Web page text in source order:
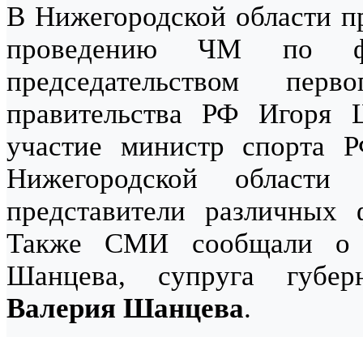
В Нижегородской области
проведению ЧМ по
председательством
правительства РФ Игоря
участие министр спорта
Нижегородской
представители
Также СМИ сообщали о
Шанцева, супруга
Валерия Шанцева.